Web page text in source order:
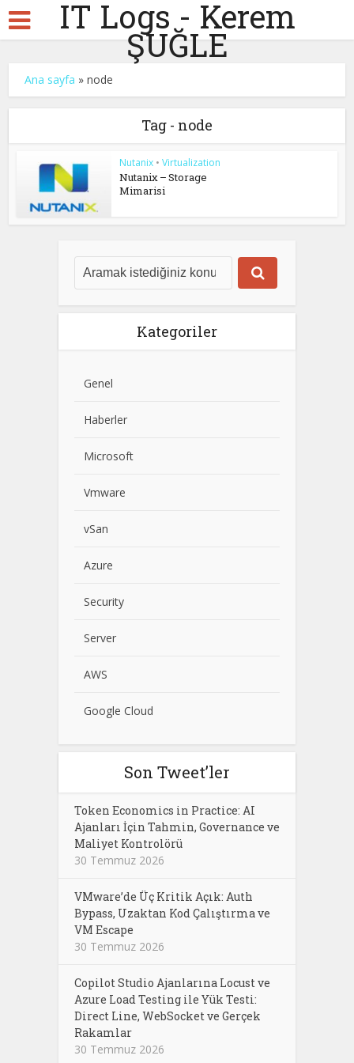
IT Logs - Kerem
ŞUĞLE
Ana sayfa »node
Tag - node
Nutanix • Virtualization
Nutanix – Storage
Mimarisi
Kategoriler
Genel
Haberler
Microsoft
Vmware
vSan
Azure
Security
Server
AWS
Google Cloud
Son Tweet’ler
Token Economics in Practice: AI
Ajanları İçin Tahmin, Governance ve
Maliyet Kontrolörü
30 Temmuz 2026
VMware’de Üç Kritik Açık: Auth
Bypass, Uzaktan Kod Çalıştırma ve
VM Escape
30 Temmuz 2026
Copilot Studio Ajanlarına Locust ve
Azure Load Testing ile Yük Testi:
Direct Line, WebSocket ve Gerçek
Rakamlar
30 Temmuz 2026